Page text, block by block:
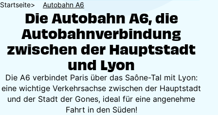
Pfadnavigation
Startseite Autobahn A6
Die Autobahn A6, die
Autobahnverbindung
zwischen der Hauptstadt
und Lyon
Die A6 verbindet Paris über das Saône-Tal mit Lyon:
eine wichtige Verkehrsachse zwischen der Hauptstadt
und der Stadt der Gones, ideal für eine angenehme
Fahrt in den Süden!